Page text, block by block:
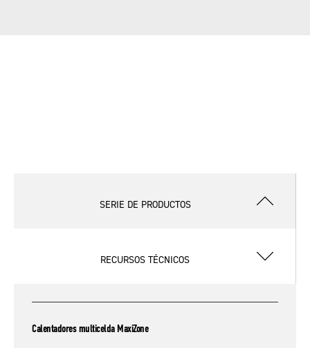
SERIE DE PRODUCTOS
RECURSOS TÉCNICOS
Calentadores multicelda MaxiZone